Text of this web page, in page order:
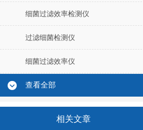
细菌过滤效率检测仪
过滤细菌检测仪
细菌过滤效率仪
查看全部
相关文章